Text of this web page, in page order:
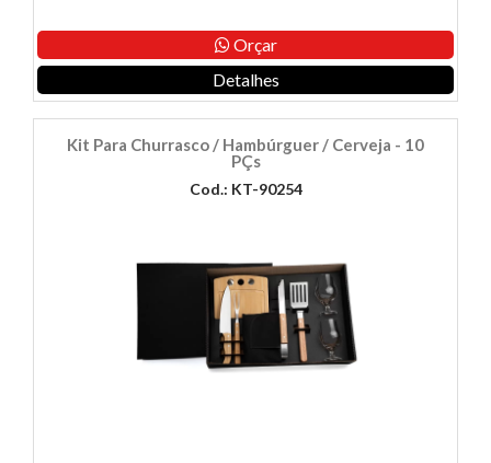
Orçar
Detalhes
Kit Para Churrasco / Hambúrguer / Cerveja - 10
PÇs
Cod.: KT-90254